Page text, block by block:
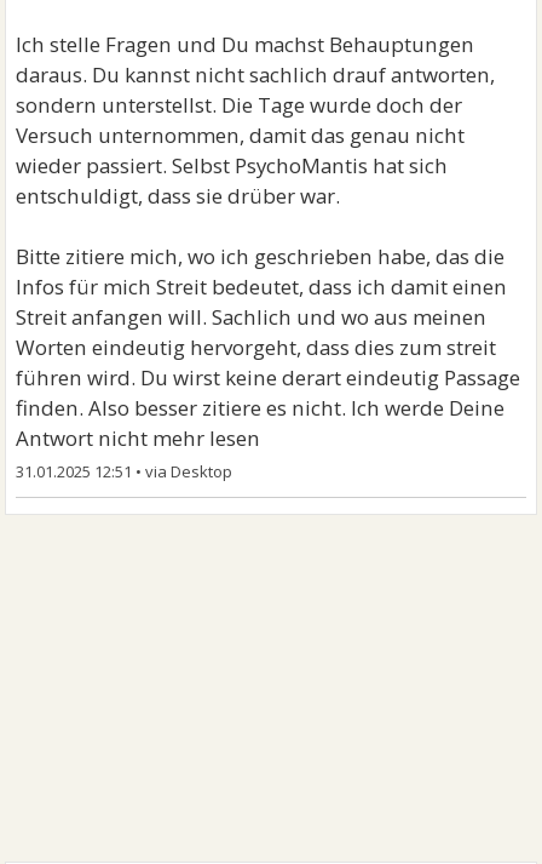
Ich stelle Fragen und Du machst Behauptungen
daraus. Du kannst nicht sachlich drauf antworten,
sondern unterstellst. Die Tage wurde doch der
Versuch unternommen, damit das genau nicht
wieder passiert. Selbst PsychoMantis hat sich
entschuldigt, dass sie drüber war.
Bitte zitiere mich, wo ich geschrieben habe, das die
Infos für mich Streit bedeutet, dass ich damit einen
Streit anfangen will. Sachlich und wo aus meinen
Worten eindeutig hervorgeht, dass dies zum streit
führen wird. Du wirst keine derart eindeutig Passage
finden. Also besser zitiere es nicht. Ich werde Deine
Antwort nicht mehr lesen
31.01.2025 12:51 •